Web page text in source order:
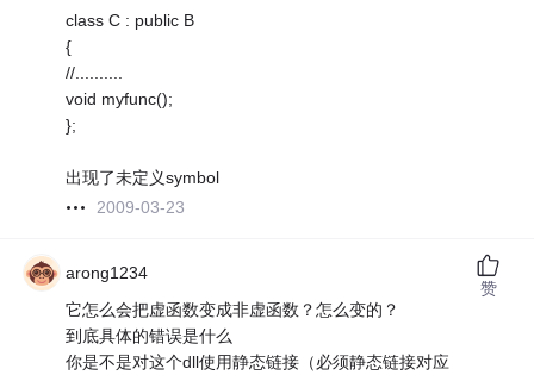
class C : public B
{
//..........
void myfunc();
};
出现了未定义symbol
2009-03-23
arong1234
它怎么会把虚函数变成非虚函数？怎么变的？
到底具体的错误是什么
你是不是对这个dll使用静态链接（必须静态链接对应
赞